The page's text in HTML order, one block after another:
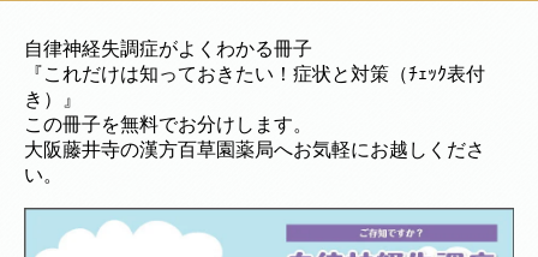
自律神経失調症がよくわかる冊子
『これだけは知っておきたい！症状と対策（ﾁｪｯｸ表付
き）』
この冊子を無料でお分けします。
大阪藤井寺の漢方百草園薬局へお気軽にお越しくださ
い。